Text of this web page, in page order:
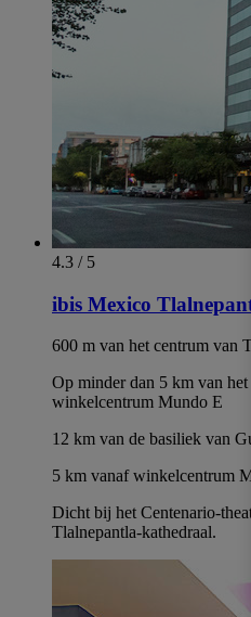
4.3 / 5
ibis Mexico
600 m van het centrum van
Op minder dan 5 km van
winkelcentrum Mundo E
12 km van de basiliek van
5 km vanaf winkelcentrum
Dicht bij het Centenario-
Tlalnepantla-kathedraal.